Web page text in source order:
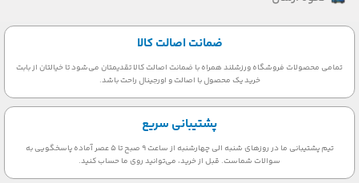
ضمانت اصالت کالا
تمامی محصولات فروشگاه ورزشلند همراه با ضمانت اصالت کالا تقدیمتان می‌شود تا خیالتان از بابت
خرید یک محصول با اصالت و اورجینال راحت باشد.
پشتیبانی سریع
تیم پشتیبانی ما در روزهای شنبه الی چهارشنبه از ساعت 9 صبح تا 5 عصر آماده پاسخگویی به
سوالات شماست. قبل از خرید، می‌توانید روی ما حساب کنید.